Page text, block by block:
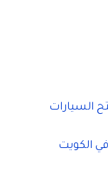
السيارات
الكويت